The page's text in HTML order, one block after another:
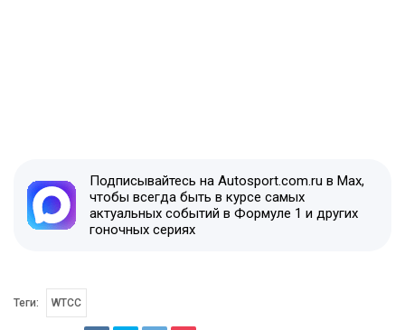
Подписывайтесь на Autosport.com.ru в Max,
чтобы всегда быть в курсе самых
актуальных событий в Формуле 1 и других
гоночных сериях
Теги: WTCC